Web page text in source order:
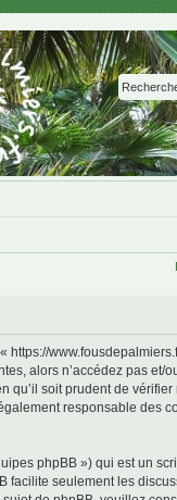
https://
alors n’accédez pas et/
qu’il soit prudent de
responsable des
phpBB ») qui est un
facilite seulement les